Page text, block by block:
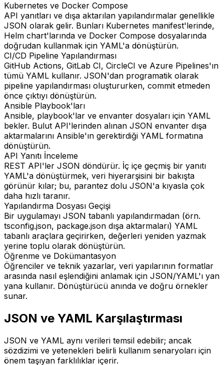
Kubernetes ve Docker Compose
API yanıtları ve dışa aktarılan yapılandırmalar genellikle
JSON olarak gelir. Bunları Kubernetes manifest'lerinde,
Helm chart'larında ve Docker Compose dosyalarında
doğrudan kullanmak için YAML'a dönüştürün.
CI/CD Pipeline Yapılandırması
GitHub Actions, GitLab CI, CircleCI ve Azure Pipelines'ın
tümü YAML kullanır. JSON'dan programatik olarak
pipeline yapılandırması oluştururken, commit etmeden
önce çıktıyı dönüştürün.
Ansible Playbook'ları
Ansible, playbook'lar ve envanter dosyaları için YAML
bekler. Bulut API'lerinden alınan JSON envanter dışa
aktarmalarını Ansible'ın gerektirdiği YAML formatına
dönüştürün.
API Yanıtı İnceleme
REST API'ler JSON döndürür. İç içe geçmiş bir yanıtı
YAML'a dönüştürmek, veri hiyerarşisini bir bakışta
görünür kılar; bu, parantez dolu JSON'a kıyasla çok
daha hızlı taranır.
Yapılandırma Dosyası Geçişi
Bir uygulamayı JSON tabanlı yapılandırmadan (örn.
tsconfig.json, package.json dışa aktarmaları) YAML
tabanlı araçlara geçirirken, değerleri yeniden yazmak
yerine toplu olarak dönüştürün.
Öğrenme ve Dokümantasyon
Öğrenciler ve teknik yazarlar, veri yapılarının formatlar
arasında nasıl eşlendiğini anlamak için JSON/YAML'ı yan
yana kullanır. Dönüştürücü anında ve doğru örnekler
sunar.
JSON ve YAML Karşılaştırması
JSON ve YAML aynı verileri temsil edebilir; ancak
sözdizimi ve yetenekleri belirli kullanım senaryoları için
önem taşıyan farklılıklar içerir.